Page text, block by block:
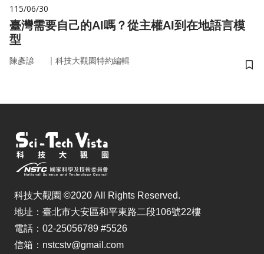
115/06/30
臺灣需要自己的AI嗎？從主權AI到在地語言模
型
陳彥諺 ｜ 科技大觀園特約編輯
儲
科技大觀園 ©2020 All Rights Reserved.
地址：臺北市大安區和平東路二段106號22樓
電話：02-25056789 #5526
信箱：nstcstv@gmail.com